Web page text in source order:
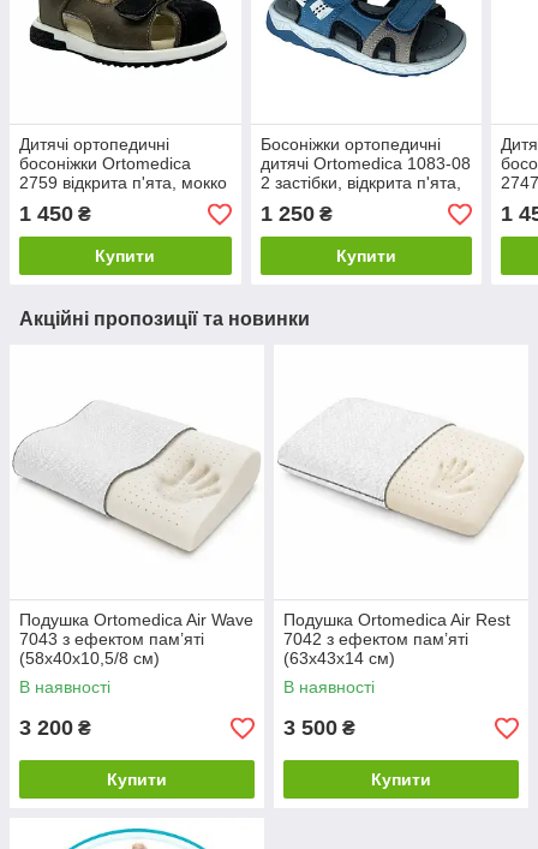
Дитячі ортопедичні
босоніжки Ortomedica
2759 відкрита п'ята, мокко
1 450 ₴
Купити
Босоніжки ортопедичні
дитячі Ortomedica 1083-08
2 застібки, відкрита п'ята,
низькі
1 250₴
Купити
1
Акційні пропозиції та новинки
Подушка Ortomedica Air Wave
7043 з ефектом пам’яті
(58х40х10,5/8 см)
В наявності
3 200 ₴
Купити
Подушка Ortomedica Air Rest
7042 з ефектом пам’яті
(63х43х14 см)
В наявності
3 500 ₴
Купити